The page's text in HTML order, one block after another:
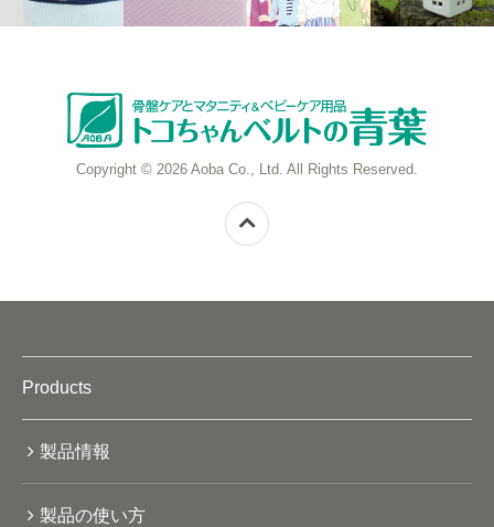
Copyright © 2026 Aoba Co., Ltd. All Rights Reserved.
Products
製品情報
製品の使い方